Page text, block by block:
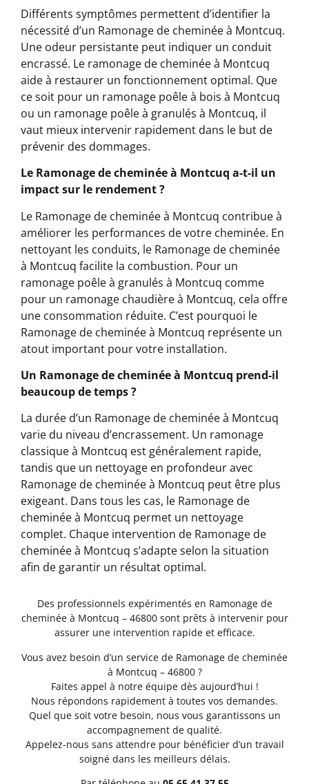
Différents symptômes permettent d’identifier la
nécessité d’un Ramonage de cheminée à Montcuq.
Une odeur persistante peut indiquer un conduit
encrassé. Le ramonage de cheminée à Montcuq
aide à restaurer un fonctionnement optimal. Que
ce soit pour un ramonage poêle à bois à Montcuq
ou un ramonage poêle à granulés à Montcuq, il
vaut mieux intervenir rapidement dans le but de
prévenir des dommages.
Le Ramonage de cheminée à Montcuq a-t-il un
impact sur le rendement ?
Le Ramonage de cheminée à Montcuq contribue à
améliorer les performances de votre cheminée. En
nettoyant les conduits, le Ramonage de cheminée
à Montcuq facilite la combustion. Pour un
ramonage poêle à granulés à Montcuq comme
pour un ramonage chaudière à Montcuq, cela offre
une consommation réduite. C’est pourquoi le
Ramonage de cheminée à Montcuq représente un
atout important pour votre installation.
Un Ramonage de cheminée à Montcuq prend-il
beaucoup de temps ?
La durée d’un Ramonage de cheminée à Montcuq
varie du niveau d’encrassement. Un ramonage
classique à Montcuq est généralement rapide,
tandis que un nettoyage en profondeur avec
Ramonage de cheminée à Montcuq peut être plus
exigeant. Dans tous les cas, le Ramonage de
cheminée à Montcuq permet un nettoyage
complet. Chaque intervention de Ramonage de
cheminée à Montcuq s’adapte selon la situation
afin de garantir un résultat optimal.
Des professionnels expérimentés en Ramonage de
cheminée à Montcuq – 46800 sont prêts à intervenir pour
assurer une intervention rapide et efficace.
Vous avez besoin d’un service de Ramonage de cheminée
à Montcuq – 46800 ?
Faites appel à notre équipe dès aujourd’hui !
Nous répondons rapidement à toutes vos demandes.
Quel que soit votre besoin, nous vous garantissons un
accompagnement de qualité.
Appelez-nous sans attendre pour bénéficier d’un travail
soigné dans les meilleurs délais.